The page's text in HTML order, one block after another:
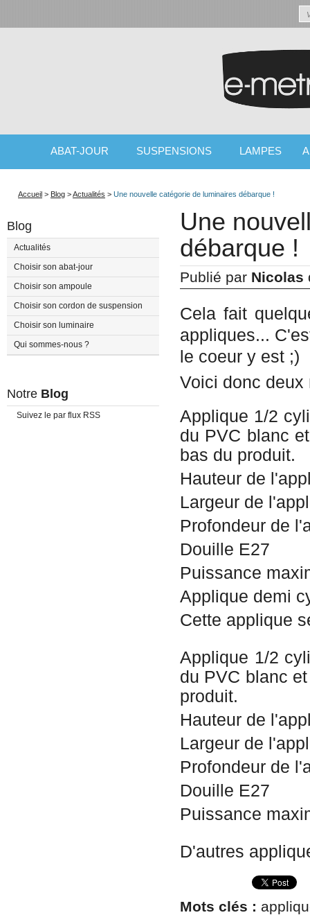
SPÉCIALISTE DE L'ABAT-JOUR ET DU LUMINAIRE
ABAT-JOUR SUSPENSIONS LAMPES
Accueil > Blog >Actualités > Une nouvelle catégorie de luminaires débarque !
Une
débarque !
Publié par Nicolas
Cela fait
appliques...
le coeur y est ;)
Voici donc
Applique 1/2
du PVC blanc
bas du produit.
Hauteur de
Largeur de
Profondeur de
Douille E27
Puissance
Applique demi
Cette applique
Applique 1/2
du PVC blanc
produit.
Hauteur de
Largeur de
Profondeur de
Douille E27
Puissance
D'autres
Mots clés :
Blog
Actualités
Choisir son abat-jour
Choisir son ampoule
Choisir son cordon de suspension
Choisir son luminaire
Qui sommes-nous ?
Notre Blog
Suivez le par flux RSS